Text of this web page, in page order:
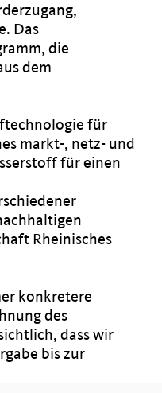
Das
die
dem
für
markt-, netz- und
für einen
Rheinisches
konkretere
des
dass wir
bis zur